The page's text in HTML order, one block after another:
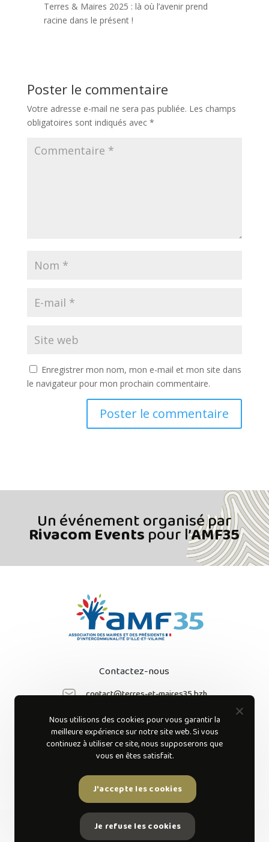
Terres & Maires 2025 : là où l’avenir prend
racine dans le présent !
Poster le commentaire
Votre adresse e-mail ne sera pas publiée. Les champs
obligatoires sont indiqués avec *
Enregistrer mon nom, mon e-mail et mon site dans
le navigateur pour mon prochain commentaire.
Un événement organisé par
Rivacom Eventspour l’AMF35
Contactez-nous
contact@terres-et-maires35.bzh
Suivez-nous sur
les réseaux sociaux
AMF 35 © 2022 Tous droits réservés. Mentions légales
Nous utilisons des cookies pour vous garantir la
meilleure expérience sur notre site web. Si vous
continuez à utiliser ce site, nous supposerons que
vous en êtes satisfait.
J'accepte les cookies
Je refuse les cookies